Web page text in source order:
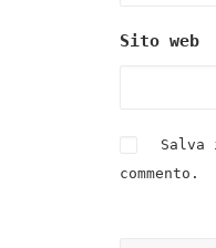
Sito web
Salva
commento.